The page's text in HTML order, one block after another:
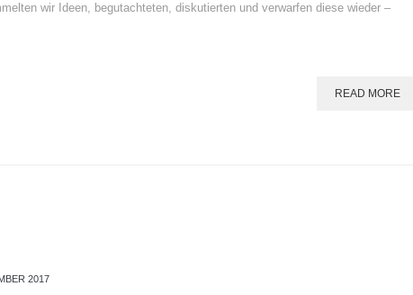
wir Ideen, begutachteten, diskutierten und verwarfen diese wieder –
READ MORE
2017